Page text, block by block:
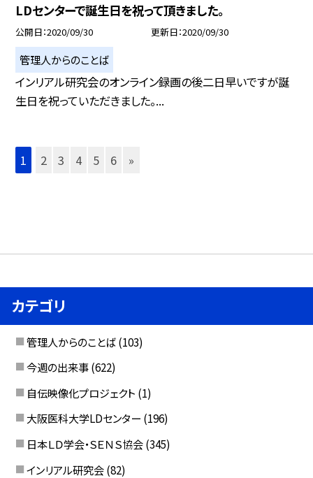
LDセンターで誕生日を祝って頂きました。
公開日 2020/09/30 更新日 2020/09/30
管理人からのことば
インリアル研究会のオンライン録画の後二日早いですが誕
生日を祝っていただきました。...
1 2 3 4 5 6 »
カテゴリ
管理人からのことば (103)
今週の出来事 (622)
自伝映像化プロジェクト (1)
大阪医科大学LDセンター (196)
日本ＬＤ学会・ＳＥＮＳ協会 (345)
インリアル研究会 (82)